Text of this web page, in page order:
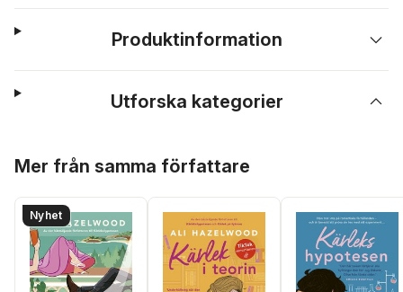
Produktinformation
Utforska kategorier
Mer från samma författare
Nyhet